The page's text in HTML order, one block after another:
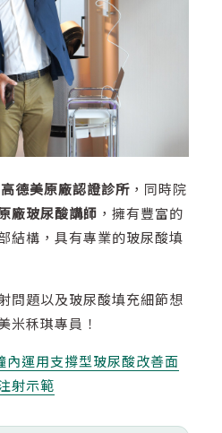
高德美原廠認證診所 ，同時院
廠玻尿酸講師 ，擁有豐富的
結構，具有專業的玻尿酸填
問題以及玻尿酸填充細節想
米秝琪專員！
內運用支撐型玻尿酸改善面
射示範